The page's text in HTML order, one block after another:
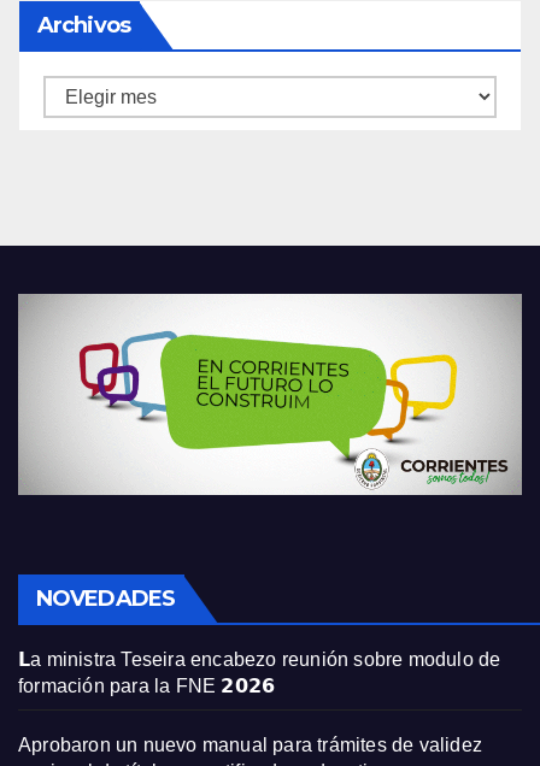
Archivos
Archivos
NOVEDADES
𝗟a ministra Teseira encabezo reunión sobre modulo de
formación para la FNE 𝟮𝟬𝟮𝟲
Aprobaron un nuevo manual para trámites de validez